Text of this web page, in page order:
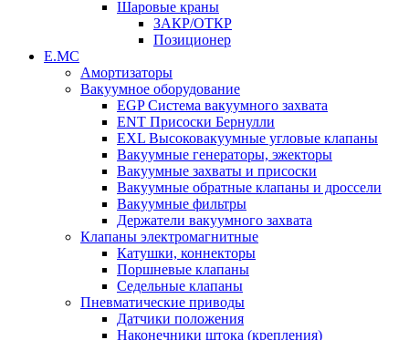
Шаровые краны
ЗАКР/ОТКР
Позиционер
Е.МС
Амортизаторы
Вакуумное оборудование
EGP Система вакуумного захвата
ENT Присоски Бернулли
EXL Высоковакуумные угловые клапаны
Вакуумные генераторы, эжекторы
Вакуумные захваты и присоски
Вакуумные обратные клапаны и дроссели
Вакуумные фильтры
Держатели вакуумного захвата
Клапаны электромагнитные
Катушки, коннекторы
Поршневые клапаны
Седельные клапаны
Пневматические приводы
Датчики положения
Наконечники штока (крепления)